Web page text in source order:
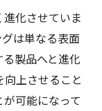
術
とは
選び方
エーワンA1
化させていま
は単なる表面
製品へと進化
上させること
可能になって